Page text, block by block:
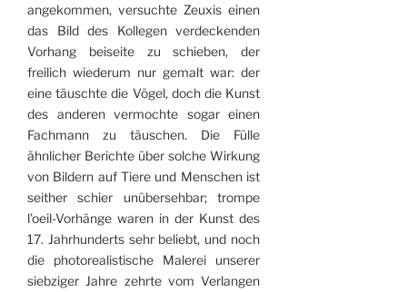
angekommen, versuchte Zeuxis einen
das Bild des Kollegen verdeckenden
Vorhang beiseite zu schieben, der
freilich wiederum nur gemalt war: der
eine täuschte die Vögel, doch die Kunst
des anderen vermochte sogar einen
Fachmann zu täuschen. Die Fülle
ähnlicher Berichte über solche Wirkung
von Bildern auf Tiere und Menschen ist
seither schier unübersehbar; trompe
l’oeil-Vorhänge waren in der Kunst des
17. Jahr­hunderts sehr beliebt, und noch
die photorealistische Malerei unserer
siebziger Jahre zehrte vom Verlangen